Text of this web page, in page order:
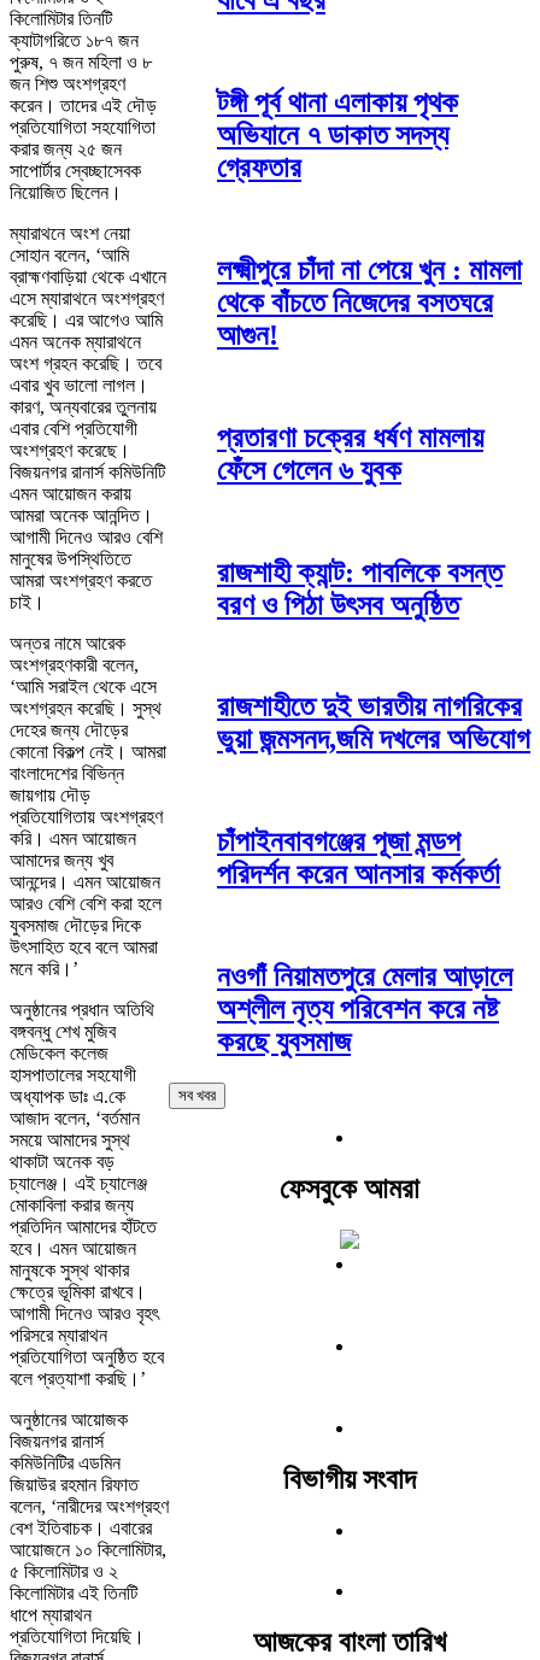
কিলোমিটার তিনটি
ক্যাটাগরিতে ১৮৭ জন
পুরুষ, ৭ জন মহিলা ও ৮
জন শিশু অংশগ্রহণ
করেন। তাদের এই দৌড়
প্রতিযোগিতা সহযোগিতা
করার জন্য ২৫ জন
সাপোর্টার স্বেচ্ছাসেবক
নিয়োজিত ছিলেন।
ম্যারাথনে অংশ নেয়া
সোহান বলেন, ‘আমি
ব্রাহ্মণবাড়িয়া থেকে এখানে
এসে ম্যারাথনে অংশগ্রহণ
করেছি। এর আগেও আমি
এমন অনেক ম্যারাথনে
অংশ গ্রহন করেছি। তবে
এবার খুব ভালো লাগল।
কারণ, অন্যবারের তুলনায়
এবার বেশি প্রতিযোগী
অংশগ্রহণ করেছে।
বিজয়নগর রানার্স কমিউনিটি
এমন আয়োজন করায়
আমরা অনেক আনন্দিত।
আগামী দিনেও আরও বেশি
মানুষের উপস্থিতিতে
আমরা অংশগ্রহণ করতে
চাই।
অন্তর নামে আরেক
অংশগ্রহণকারী বলেন,
‘আমি সরাইল থেকে এসে
অংশগ্রহন করেছি। সুস্থ
দেহের জন্য দৌড়ের
কোনো বিকল্প নেই। আমরা
বাংলাদেশের বিভিন্ন
জায়গায় দৌড়
প্রতিযোগিতায় অংশগ্রহণ
করি। এমন আয়োজন
আমাদের জন্য খুব
আনন্দের। এমন আয়োজন
আরও বেশি বেশি করা হলে
যুবসমাজ দৌড়ের দিকে
উৎসাহিত হবে বলে আমরা
মনে করি।’
অনুষ্ঠানের প্রধান অতিথি
বঙ্গবন্ধু শেখ মুজিব
মেডিকেল কলেজ
হাসপাতালের সহযোগী
অধ্যাপক ডাঃ এ.কে
আজাদ বলেন, ‘বর্তমান
সময়ে আমাদের সুস্থ
থাকাটা অনেক বড়
চ্যালেঞ্জ। এই চ্যালেঞ্জ
মোকাবিলা করার জন্য
প্রতিদিন আমাদের হাঁটতে
হবে। এমন আয়োজন
মানুষকে সুস্থ থাকার
ক্ষেত্রে ভূমিকা রাখবে।
আগামী দিনেও আরও বৃহৎ
পরিসরে ম্যারাথন
প্রতিযোগিতা অনুষ্ঠিত হবে
বলে প্রত্যাশা করছি।’
অনুষ্ঠানের আয়োজক
বিজয়নগর রানার্স
কমিউনিটির এডমিন
জিয়াউর রহমান রিফাত
বলেন, ‘নারীদের অংশগ্রহণ
বেশ ইতিবাচক। এবারের
আয়োজনে ১০ কিলোমিটার,
৫ কিলোমিটার ও ২
কিলোমিটার এই তিনটি
ধাপে ম্যারাথন
প্রতিযোগিতা দিয়েছি।
টঙ্গী পূর্ব থানা এলাকায় পৃথক
অভিযানে ৭ ডাকাত সদস্য
গ্রেফতার
লক্ষ্মীপুরে চাঁদা না পেয়ে খুন : মামলা
থেকে বাঁচতে নিজেদের বসতঘরে
আগুন!
প্রতারণা চক্রের ধর্ষণ মামলায়
ফেঁসে গেলেন ৬ যুবক
রাজশাহী ক্যান্ট: পাবলিকে বসন্ত
বরণ ও পিঠা উৎসব অনুষ্ঠিত
রাজশাহীতে দুই ভারতীয় নাগরিকের
ভুয়া জন্মসনদ,জমি দখলের অভিযোগ
চাঁপাইনবাবগঞ্জের পূজা মন্ডপ
পরিদর্শন করেন আনসার কর্মকর্তা
নওগাঁ নিয়ামতপুরে মেলার আড়ালে
অশ্লীল নৃত্য পরিবেশন করে নষ্ট
করছে যুবসমাজ
সব খবর
ফেসবুকে আমরা
বিভাগীয় সংবাদ
আজকের বাংলা তারিখ